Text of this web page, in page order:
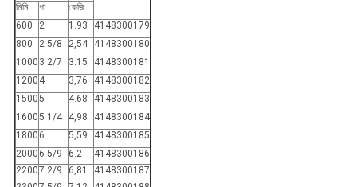
মিমি
পা
কেজি
600
2 1.93
4148300179
800
2 5/8 2,54
4148300180
1000 3 2/7 3.15
4148300181
1200 4 3,76
4148300182
15005 4.68
4148300183
16005 1/4 4,98
4148300184
1800 6 5,59
4148300185
2000 6 5/9 6.2
4148300186
22007 2/9 6,81
4148300187